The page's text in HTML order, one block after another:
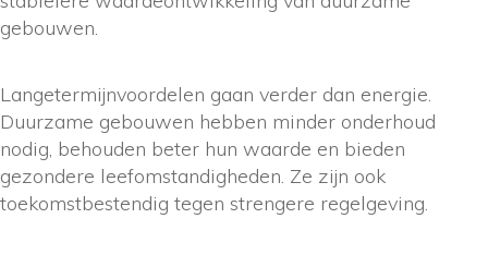
gebouwen.
Langetermijnvoordelen gaan verder dan energie.
Duurzame gebouwen hebben minder onderhoud
nodig, behouden beter hun waarde en bieden
gezondere leefomstandigheden. Ze zijn ook
toekomstbestendig tegen strengere regelgeving.